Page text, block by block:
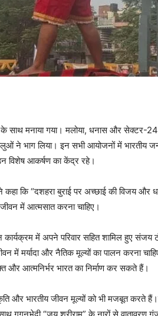
साथ मनाया गया। मलोया, धनास और सेक्टर-
ने भाग लिया। इन सभी आयोजनों में भारतीय
विशेष आकर्षण का केंद्र रहे।
कि “दशहरा बुराई पर अच्छाई की विजय और
में आत्मसात करना चाहिए।
कार्यक्रम में अपने परिवार सहित शामिल हुए
में मर्यादा और नैतिक मूल्यों का पालन करना
आत्मनिर्भर भारत का निर्माण कर सकते हैं।
और भारतीय जीवन मूल्यों को भी मजबूत करते